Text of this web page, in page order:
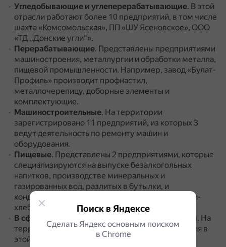
Угледобывающие и углеперерабатывающие. В этой
отрасли работают более 10 предприятий, в том числе
шахта «Комсомольская», ПП «ШУ Ясеновское», ООО
«ТД „Донские угли“».
Перерабатывающие. Представлены предприятиями
машиностроения, металлургии и обработки металла,
пищевой промышленности. Например, завод «Булат-
Профиль» производит профнастил,
металлочерепицу, доборные элементы и
комплектующие.
Машиностроительные. На территории
зарегистрировано 11 предприятий, из которых 3
ведут деятельность по ремонту машин и
оборудования.
Пищевые. Представлены 2 предприятиями, которые
специализируются на выпуске безалкогольных
напитков, производстве минеральных и
газированных вод, разлитых в бутылки, и
кондитерских изделий, а также 2 частными мини-
хлебопекарнями.
В сфере производства пластмассовых изделий. На
территории работают 2 субъекта хозяйствования в
этой сфере.
Поиск в Яндексе
Сделать Яндекс основным поиском
в Сhrome